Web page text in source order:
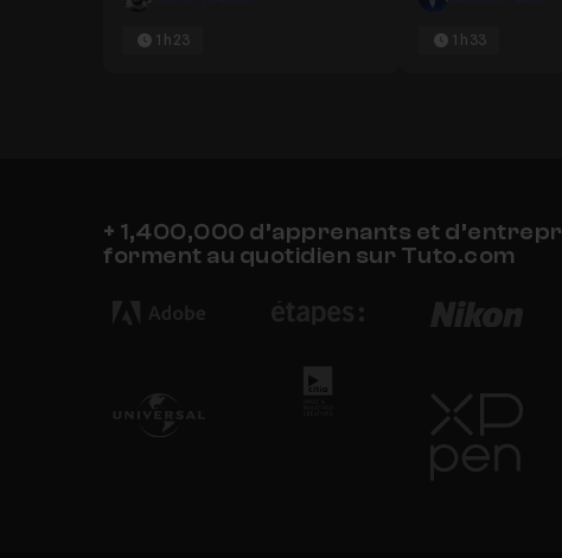
1h23 1h33
+ 1,400,000 d’apprenants et
forment au quotidien sur Tuto.com